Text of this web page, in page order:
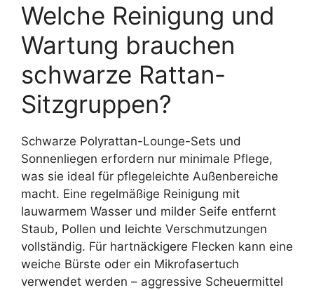
Welche Reinigung und
Wartung brauchen
schwarze Rattan-
Sitzgruppen?
Schwarze Polyrattan-Lounge-Sets und
Sonnenliegen erfordern nur minimale Pflege,
was sie ideal für pflegeleichte Außenbereiche
macht. Eine regelmäßige Reinigung mit
lauwarmem Wasser und milder Seife entfernt
Staub, Pollen und leichte Verschmutzungen
vollständig. Für hartnäckigere Flecken kann eine
weiche Bürste oder ein Mikrofasertuch
verwendet werden – aggressive Scheuermittel